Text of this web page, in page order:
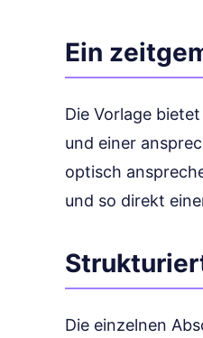
Ein
Die Vorlage
und einer
optisch
und so direkt
Die einzelnen